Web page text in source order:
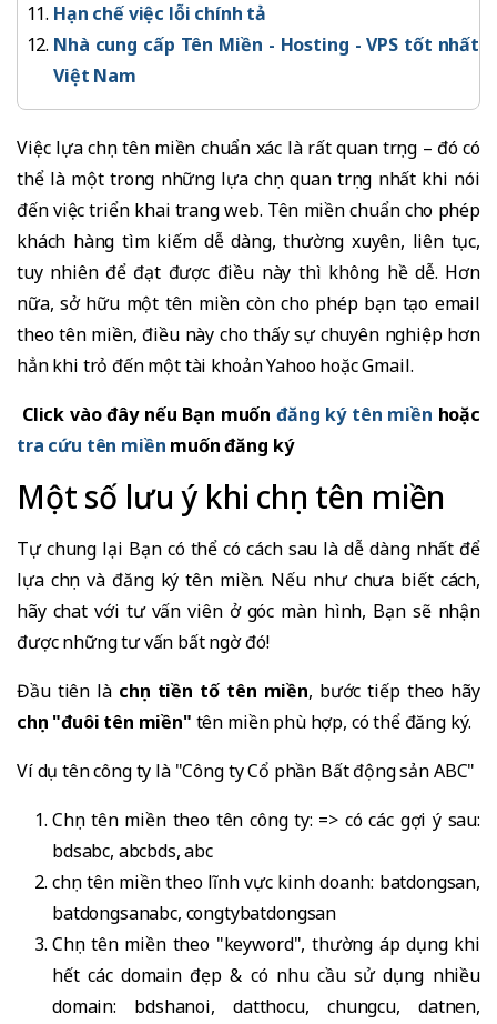
Hạn chế việc lỗi chính tả
Nhà cung cấp Tên Miền - Hosting - VPS tốt nhất
Việt Nam
Việc lựa chọn tên miền chuẩn xác là rất quan trọng – đó có
thể là một trong những lựa chọn quan trọng nhất khi nói
đến việc triển khai trang web. Tên miền chuẩn cho phép
khách hàng tìm kiếm dễ dàng, thường xuyên, liên tục,
tuy nhiên để đạt được điều này thì không hề dễ. Hơn
nữa, sở hữu một tên miền còn cho phép bạn tạo email
theo tên miền, điều này cho thấy sự chuyên nghiệp hơn
hẳn khi trỏ đến một tài khoản Yahoo hoặc Gmail.
Click vào đây nếu Bạn muốnđăng ký tên miền hoặc
tra cứu tên miền muốn đăng ký
Một số lưu ý khi chọn tên miền
Tự chung lại Bạn có thể có cách sau là dễ dàng nhất để
lựa chọn và đăng ký tên miền. Nếu như chưa biết cách,
hãy chat với tư vấn viên ở góc màn hình, Bạn sẽ nhận
được những tư vấn bất ngờ đó!
Đầu tiên là chọn tiền tố tên miền, bước tiếp theo hãy
chọn "đuôi tên miền" tên miền phù hợp, có thể đăng ký.
Ví dụ tên công ty là "Công ty Cổ phần Bất động sản ABC"
Chọn tên miền theo tên công ty: => có các gợi ý sau:
bdsabc, abcbds, abc
chọn tên miền theo lĩnh vực kinh doanh: batdongsan,
batdongsanabc, congtybatdongsan
Chọn tên miền theo "keyword", thường áp dụng khi
hết các domain đẹp & có nhu cầu sử dụng nhiều
domain: bdshanoi, datthocu, chungcu, datnen,